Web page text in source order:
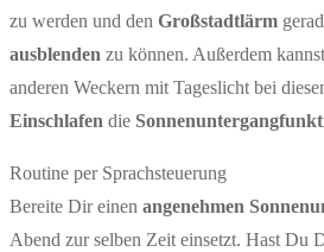
zu werden und den Großstadtlärm
ausblenden zu können. Außerdem
anderen Weckern mit Tageslicht bei
Einschlafen die
Routine per Sprachsteuerung
Bereite Dir einen angenehmen
Abend zur selben Zeit einsetzt. Hast Du